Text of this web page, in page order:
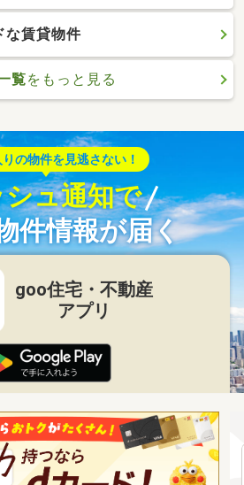
な賃貸物件
覧をもっと見る
の物件を見逃さない！
ュ通知で
件情報が届く
goo住宅・不動産
アプリ